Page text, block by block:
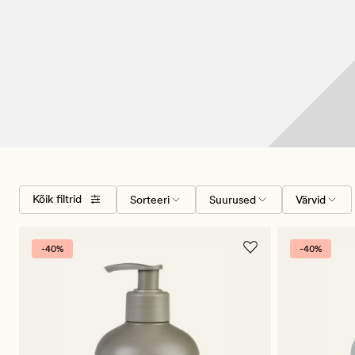
Kõik filtrid
Valige
sorteerimise
Sorteeri Suurused
Suurused Värvid
Värvid
-40% -40%